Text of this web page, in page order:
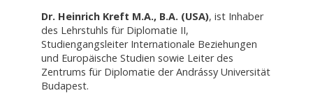
Dr. Heinrich Kreft M.A., B.A. (USA), ist Inhaber
des Lehrstuhls für Diplomatie II,
Studiengangsleiter Internationale Beziehungen
und Europäische Studien sowie Leiter des
Zentrums für Diplomatie der Andrássy Universität
Budapest.